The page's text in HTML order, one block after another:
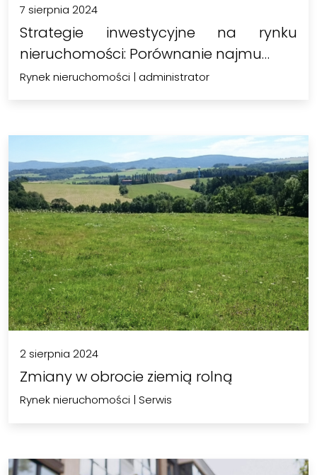
7 sierpnia 2024
Strategie inwestycyjne na rynku
nieruchomości: Porównanie najmu…
Rynek nieruchomości | administrator
2 sierpnia 2024
Zmiany w obrocie ziemią rolną
Rynek nieruchomości | Serwis